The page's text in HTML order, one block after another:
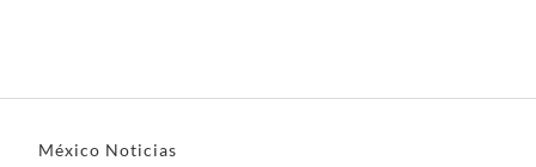
México Noticias